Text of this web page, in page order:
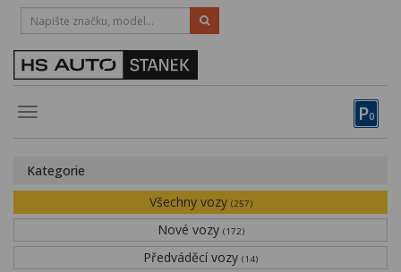
P0
Toggle
HOTLINE:
STRAKONICE-383 335 366
Obytné vozy
Kategorie
Všechny vozy (257)
Nové vozy (172)
Předváděcí vozy (14)